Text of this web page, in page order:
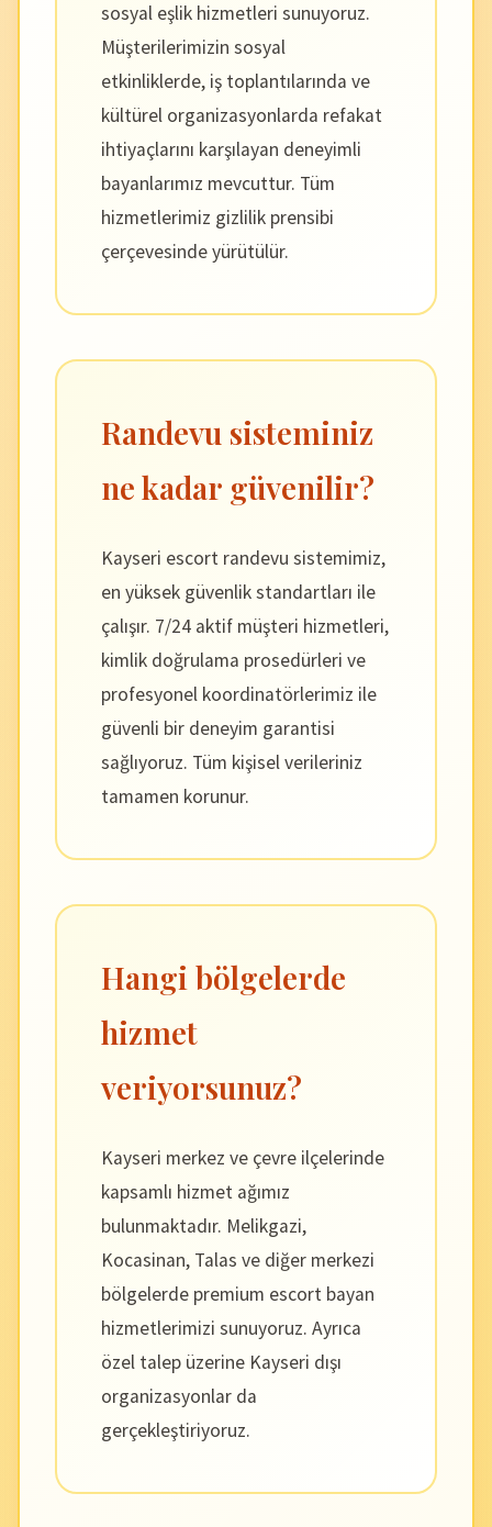
sosyal eşlik hizmetleri sunuyoruz.
Müşterilerimizin sosyal
etkinliklerde, iş toplantılarında ve
kültürel organizasyonlarda refakat
ihtiyaçlarını karşılayan deneyimli
bayanlarımız mevcuttur. Tüm
hizmetlerimiz gizlilik prensibi
çerçevesinde yürütülür.
Randevu sisteminiz
ne kadar güvenilir?
Kayseri escort randevu sistemimiz,
en yüksek güvenlik standartları ile
çalışır. 7/24 aktif müşteri hizmetleri,
kimlik doğrulama prosedürleri ve
profesyonel koordinatörlerimiz ile
güvenli bir deneyim garantisi
sağlıyoruz. Tüm kişisel verileriniz
tamamen korunur.
Hangi bölgelerde
hizmet
veriyorsunuz?
Kayseri merkez ve çevre ilçelerinde
kapsamlı hizmet ağımız
bulunmaktadır. Melikgazi,
Kocasinan, Talas ve diğer merkezi
bölgelerde premium escort bayan
hizmetlerimizi sunuyoruz. Ayrıca
özel talep üzerine Kayseri dışı
organizasyonlar da
gerçekleştiriyoruz.